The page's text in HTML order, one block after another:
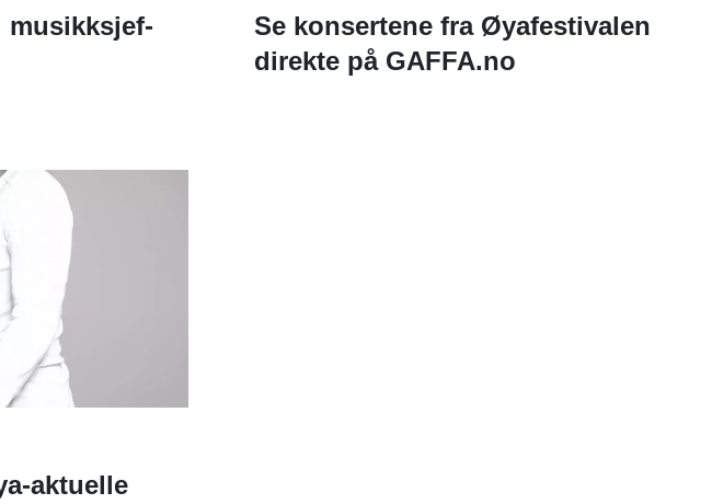
Se konsertene fra Øyafestivalen
direkte på GAFFA.no
aktuelle